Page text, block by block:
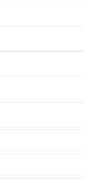
しきたり!!